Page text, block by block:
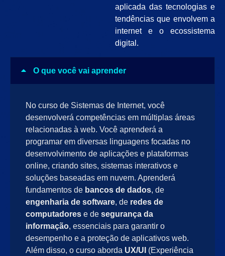
aplicada das tecnologias e
tendências que envolvem a
internet e o ecossistema
digital.
O que você vai aprender
No curso de Sistemas de Internet, você
desenvolverá competências em múltiplas áreas
relacionadas à web. Você aprenderá a
programar em diversas linguagens focadas no
desenvolvimento de aplicações e plataformas
online, criando sites, sistemas interativos e
soluções baseadas em nuvem. Aprenderá
fundamentos de bancos de dados, de
engenharia de software, de redes de
computadores e de segurança da
informação, essenciais para garantir o
desempenho e a proteção de aplicativos web.
Além disso, o curso aborda UX/UI (Experiência